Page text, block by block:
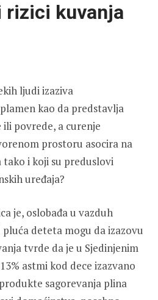
rizici kuvanja
ljudi izaziva
kao da predstavlja
povrede, a curenje
prostoru asocira na
tako i koji su preduslovi
uređaja?
je, oslobađa u vazduh
deteta mogu da izazovu
tvrde da je u Sjedinjenim
astmi kod dece izazvano
sagorevanja plina